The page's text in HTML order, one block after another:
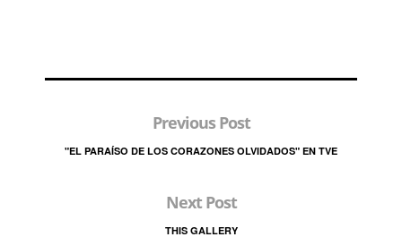
Previous Post
"EL PARAÍSO DE LOS CORAZONES OLVIDADOS" EN TVE
Next Post
THIS GALLERY